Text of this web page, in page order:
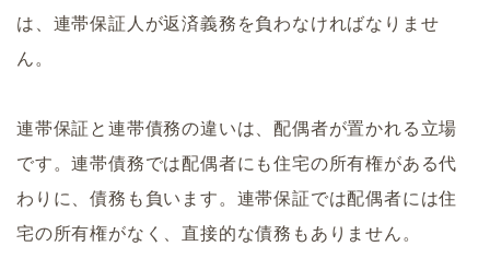
は、連帯保証人が返済義務を負わなければなりませ
ん。
連帯保証と連帯債務の違いは、配偶者が置かれる立場
です。連帯債務では配偶者にも住宅の所有権がある代
わりに、債務も負います。連帯保証では配偶者には住
宅の所有権がなく、直接的な債務もありません。